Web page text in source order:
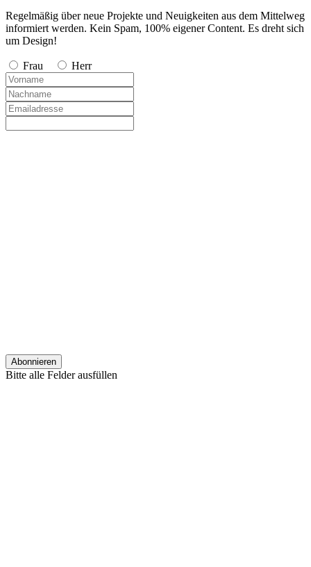
Regelmäßig über neue Projekte und Neuigkeiten aus dem Mittelweg
informiert werden. Kein Spam, 100% eigener Content. Es dreht sich
um Design!
Frau Herr
Bitte alle Felder ausfüllen